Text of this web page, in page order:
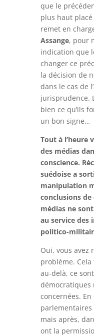
que le
plus haut
remet en
Assange, pour
indication que
changer ce
la décision de
dans le cas de
jurisprudence.
bien ce qu’ils
un bon signe…
Tout à l’heure
des médias
conscience.
suédoise a
manipulation
conclusions
médias ne
au service des
politico-
Oui, vous avez
problème.
au-delà, ce
démocratiques
concernées.
mais après,
ont la